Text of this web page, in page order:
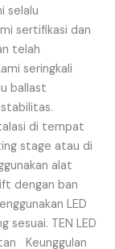
selalu
sertifikasi dan
telah
seringkali
ballast
di tempat
stage atau di
alat
dengan ban
LED
sesuai. TEN LED
Keunggulan